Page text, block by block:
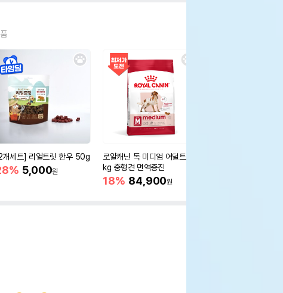
개세트] 리얼트릿 한우 50g
5,000원
로얄캐닌 독 미디엄 어덜트 10
kg 중형견 면역증진
18% 84,900원